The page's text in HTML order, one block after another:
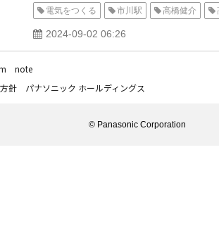
電気をつくる 市川駅 高橋健介
2024-09-02 06:26
note
針 パナソニック ホールディングス
© Panasonic Corporation